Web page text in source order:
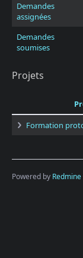
Demandes
assignées
Demandes
soumises
Projets
Formation
Powered by Redmine